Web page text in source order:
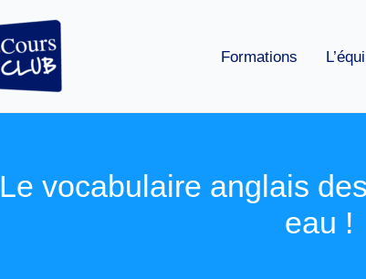
Formations
Le vocabulaire anglais
eau !